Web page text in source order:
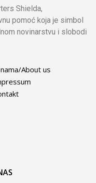
Shielda,
pomoć koja je simbol
novinarstvu i slobodi
About us